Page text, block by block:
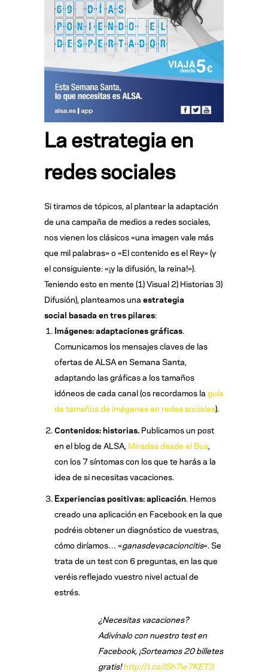
La estrategia en
redes sociales
Si tiramos de tópicos, al plantear la adaptación
de una campaña de medios a redes sociales,
nos vienen los clásicos «una imagen vale más
que mil palabras» o «El contenido es el Rey» (y
el consiguiente: «¡y la difusión, la reina!»).
Teniendo esto en mente (1) Visual 2) Historias 3)
Difusión), planteamos una estrategia
social basada en tres pilares:
Imágenes: adaptaciones gráficas.
Comunicamos los mensajes claves de las
ofertas de ALSA en Semana Santa,
adaptando las gráficas a los tamaños
idóneos de cada canal (os recordamos la guía
de tamaños de imágenes en redes sociales).
Contenidos: historias.Publicamos un post
en el blog de ALSA, Miradas desde el Bus,
con los 7 síntomas con los que te harás a la
idea de si necesitas vacaciones.
Experiencias positivas: aplicación. Hemos
creado una aplicación en Facebook en la que
podréis obtener un diagnóstico de vuestras,
cómo diríamos… «ganasdevacacioncitis«. Se
trata de un test con 6 preguntas, en las que
veréis reflejado vuestro nivel actual de
estrés.
¿Necesitas vacaciones?
Adivínalo con nuestro test en
Facebook, ¡Sorteamos 20 billetes
gratis!http://t.co/lSh7w7KET3